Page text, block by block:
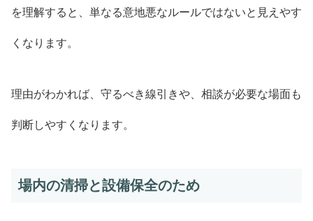
を理解すると、単なる意地悪なルールではないと見えやす
くなります。
理由がわかれば、守るべき線引きや、相談が必要な場面も
判断しやすくなります。
場内の清掃と設備保全のため